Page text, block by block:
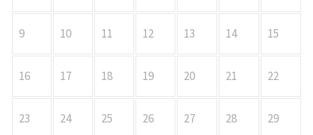
9 10 11 12 13 14 15
16 17 18 19 20 21 22
23 24 25 26 27 28 29